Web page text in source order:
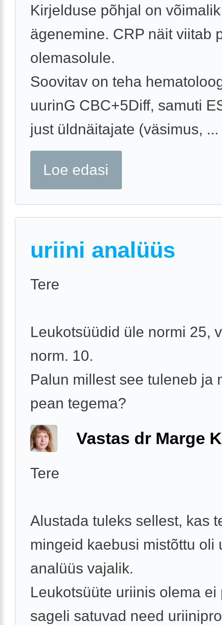
Kirjelduse põhjal on
ägenemine. CRP näit viitab
olemasolule.
Soovitav on teha
uurinG CBC+5Diff, samuti
just üldnäitajate (väsimus, ...
Loe edasi
uriini analüüs
Tere
Leukotsüüdid üle normi 25,
norm. 10.
Palun millest see tuleneb ja
pean tegema?
Vastas dr Marge
Tere
Alustada tuleks sellest, kas
mingeid kaebusi mistõttu oli
analüüs vajalik.
Leukotsüüte uriinis olema ei
sageli satuvad need